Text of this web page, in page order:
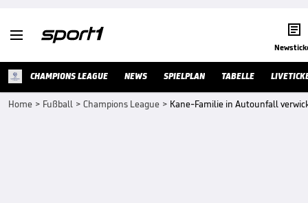
 
CHAMPIONS LEAGUE NEWS SPIELPLAN TABELLE
Home > Fußball > Champions League > Kane-Familie in Autounfall